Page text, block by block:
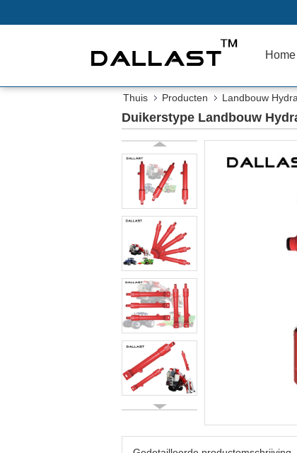
Home
Thuis Producten Landbouw
Duikerstype Landbouw